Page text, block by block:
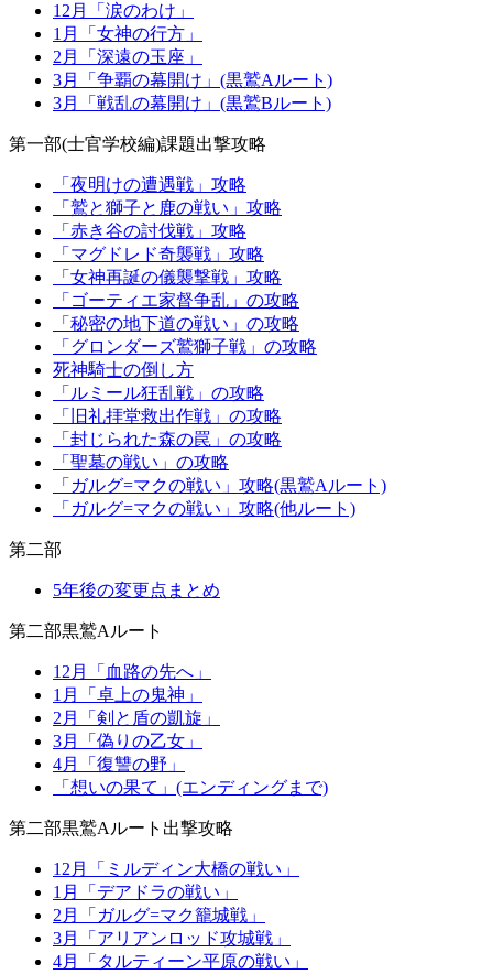
12月「涙のわけ」
1月「女神の行方」
2月「深遠の玉座」
3月「争覇の幕開け」(黒鷲Aルート)
3月「戦乱の幕開け」(黒鷲Bルート)
第一部(士官学校編)課題出撃攻略
「夜明けの遭遇戦」攻略
「鷲と獅子と鹿の戦い」攻略
「赤き谷の討伐戦」攻略
「マグドレド奇襲戦」攻略
「女神再誕の儀襲撃戦」攻略
「ゴーティエ家督争乱」の攻略
「秘密の地下道の戦い」の攻略
「グロンダーズ鷲獅子戦」の攻略
死神騎士の倒し方
「ルミール狂乱戦」の攻略
「旧礼拝堂救出作戦」の攻略
「封じられた森の罠」の攻略
「聖墓の戦い」の攻略
「ガルグ=マクの戦い」攻略(黒鷲Aルート)
「ガルグ=マクの戦い」攻略(他ルート)
第二部
5年後の変更点まとめ
第二部黒鷲Aルート
12月「血路の先へ」
1月「卓上の鬼神」
2月「剣と盾の凱旋」
3月「偽りの乙女」
4月「復讐の野」
「想いの果て」(エンディングまで)
第二部黒鷲Aルート出撃攻略
12月「ミルディン大橋の戦い」
1月「デアドラの戦い」
2月「ガルグ=マク籠城戦」
3月「アリアンロッド攻城戦」
4月「タルティーン平原の戦い」